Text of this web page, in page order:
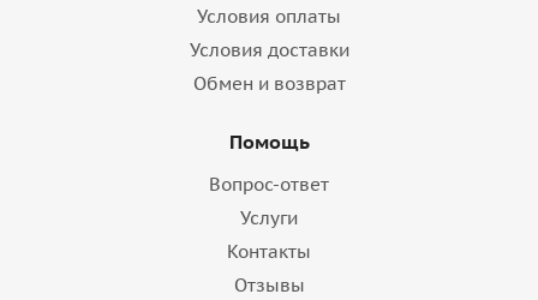
Условия оплаты
Условия доставки
Обмен и возврат
Помощь
Вопрос-ответ
Услуги
Контакты
Отзывы